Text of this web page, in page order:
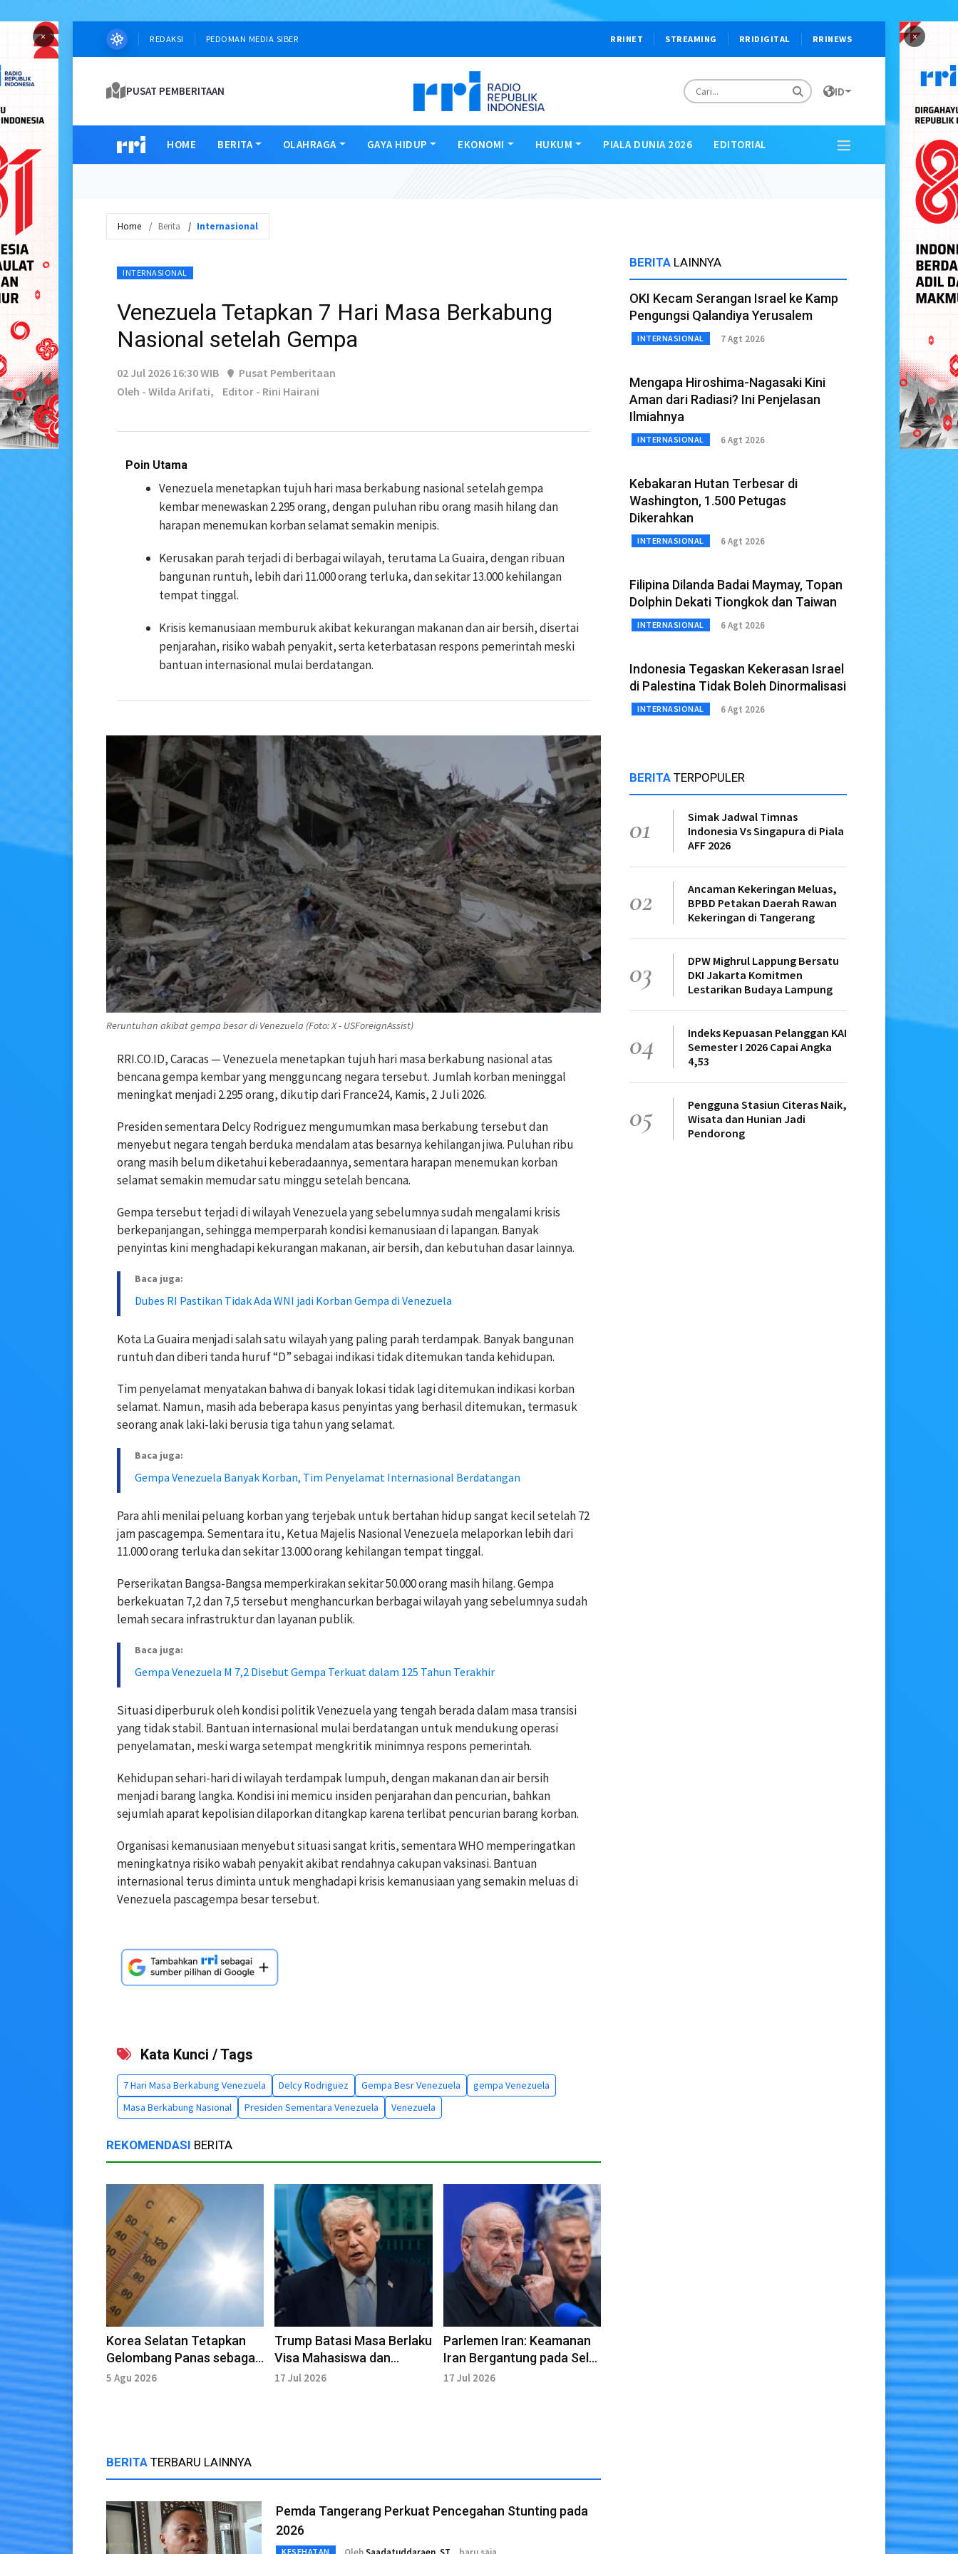
× ×
REDAKSI PEDOMAN MEDIA SIBER RRINET STREAMING RRIDIGITAL RRINEWS
PUSAT PEMBERITAAN ID
HOME BERITA OLAHRAGA GAYA HIDUP EKONOMI HUKUM PIALA DUNIA 2026 EDITORIAL
Home Berita Internasional
INTERNASIONAL
Venezuela Tetapkan 7 Hari Masa Berkabung
Nasional setelah Gempa
02 Jul 2026 16:30 WIB
Pusat Pemberitaan
Oleh - Wilda Arifati,
Editor - Rini Hairani
Poin Utama
Venezuela menetapkan tujuh hari masa berkabung nasional setelah gempa
kembar menewaskan 2.295 orang, dengan puluhan ribu orang masih hilang dan
harapan menemukan korban selamat semakin menipis.
Kerusakan parah terjadi di berbagai wilayah, terutama La Guaira, dengan ribuan
bangunan runtuh, lebih dari 11.000 orang terluka, dan sekitar 13.000 kehilangan
tempat tinggal.
Krisis kemanusiaan memburuk akibat kekurangan makanan dan air bersih, disertai
penjarahan, risiko wabah penyakit, serta keterbatasan respons pemerintah meski
bantuan internasional mulai berdatangan.
Reruntuhan akibat gempa besar di Venezuela (Foto: X - USForeignAssist)
RRI.CO.ID, Caracas — Venezuela menetapkan tujuh hari masa berkabung nasional atas
bencana gempa kembar yang mengguncang negara tersebut. Jumlah korban meninggal
meningkat menjadi 2.295 orang, dikutip dari France24, Kamis, 2 Juli 2026.
Presiden sementara Delcy Rodriguez mengumumkan masa berkabung tersebut dan
menyebut negara tengah berduka mendalam atas besarnya kehilangan jiwa. Puluhan ribu
orang masih belum diketahui keberadaannya, sementara harapan menemukan korban
selamat semakin memudar satu minggu setelah bencana.
Gempa tersebut terjadi di wilayah Venezuela yang sebelumnya sudah mengalami krisis
berkepanjangan, sehingga memperparah kondisi kemanusiaan di lapangan. Banyak
penyintas kini menghadapi kekurangan makanan, air bersih, dan kebutuhan dasar lainnya.
Baca juga:
Dubes RI Pastikan Tidak Ada WNI jadi Korban Gempa di Venezuela
Kota La Guaira menjadi salah satu wilayah yang paling parah terdampak. Banyak bangunan
runtuh dan diberi tanda huruf “D” sebagai indikasi tidak ditemukan tanda kehidupan.
Tim penyelamat menyatakan bahwa di banyak lokasi tidak lagi ditemukan indikasi korban
selamat. Namun, masih ada beberapa kasus penyintas yang berhasil ditemukan, termasuk
seorang anak laki-laki berusia tiga tahun yang selamat.
Baca juga:
Gempa Venezuela Banyak Korban, Tim Penyelamat Internasional Berdatangan
Para ahli menilai peluang korban yang terjebak untuk bertahan hidup sangat kecil setelah 72
jam pascagempa. Sementara itu, Ketua Majelis Nasional Venezuela melaporkan lebih dari
11.000 orang terluka dan sekitar 13.000 orang kehilangan tempat tinggal.
Perserikatan Bangsa-Bangsa memperkirakan sekitar 50.000 orang masih hilang. Gempa
berkekuatan 7,2 dan 7,5 tersebut menghancurkan berbagai wilayah yang sebelumnya sudah
lemah secara infrastruktur dan layanan publik.
Baca juga:
Gempa Venezuela M 7,2 Disebut Gempa Terkuat dalam 125 Tahun Terakhir
Situasi diperburuk oleh kondisi politik Venezuela yang tengah berada dalam masa transisi
yang tidak stabil. Bantuan internasional mulai berdatangan untuk mendukung operasi
penyelamatan, meski warga setempat mengkritik minimnya respons pemerintah.
Kehidupan sehari-hari di wilayah terdampak lumpuh, dengan makanan dan air bersih
menjadi barang langka. Kondisi ini memicu insiden penjarahan dan pencurian, bahkan
sejumlah aparat kepolisian dilaporkan ditangkap karena terlibat pencurian barang korban.
Organisasi kemanusiaan menyebut situasi sangat kritis, sementara WHO memperingatkan
meningkatnya risiko wabah penyakit akibat rendahnya cakupan vaksinasi. Bantuan
internasional terus diminta untuk menghadapi krisis kemanusiaan yang semakin meluas di
Venezuela pascagempa besar tersebut.
Kata Kunci / Tags
7 Hari Masa Berkabung Venezuela Delcy Rodriguez Gempa Besr Venezuela
gempa Venezuela
Masa Berkabung Nasional
Presiden Sementara Venezuela Venezuela
REKOMENDASI BERITA
Korea Selatan Tetapkan
Gelombang Panas sebagai
Bencana Nasional
5 Agu 2026
Trump Batasi Masa Berlaku
Visa Mahasiswa dan
Jurnalis Asing
17 Jul 2026
Parlemen Iran: Keamanan
Iran Bergantung pada Selat
Hormuz
17 Jul 2026
BERITA TERBARU LAINNYA
Pemda Tangerang Perkuat Pencegahan Stunting pada
2026
KESEHATAN
BERITA LAINNYA
OKI Kecam Serangan Israel ke Kamp
Pengungsi Qalandiya Yerusalem
INTERNASIONAL 7 Agt 2026
Mengapa Hiroshima-Nagasaki Kini
Aman dari Radiasi? Ini Penjelasan
Ilmiahnya
INTERNASIONAL 6 Agt 2026
Kebakaran Hutan Terbesar di
Washington, 1.500 Petugas
Dikerahkan
INTERNASIONAL 6 Agt 2026
Filipina Dilanda Badai Maymay, Topan
Dolphin Dekati Tiongkok dan Taiwan
INTERNASIONAL 6 Agt 2026
Indonesia Tegaskan Kekerasan Israel
di Palestina Tidak Boleh Dinormalisasi
INTERNASIONAL 6 Agt 2026
BERITA TERPOPULER
01
Simak Jadwal Timnas
Indonesia Vs Singapura di Piala
AFF 2026
02
Ancaman Kekeringan Meluas,
BPBD Petakan Daerah Rawan
Kekeringan di Tangerang
03
DPW Mighrul Lappung Bersatu
DKI Jakarta Komitmen
Lestarikan Budaya Lampung
04
Indeks Kepuasan Pelanggan KAI
Semester I 2026 Capai Angka
4,53
05
Pengguna Stasiun Citeras Naik,
Wisata dan Hunian Jadi
Pendorong